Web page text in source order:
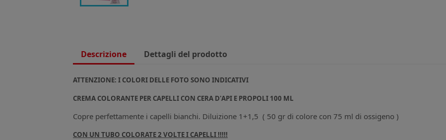
Descrizione Dettagli del prodotto
ATTENZIONE: I COLORI DELLE FOTO SONO INDICATIVI
CREMA COLORANTE PER CAPELLI CON CERA D'API E PROPOLI 100 ML
Copre perfettamente i capelli bianchi. Diluizione 1+1,5 ( 50 gr di colore con 75 ml di ossigeno )
CON UN TUBO COLORATE 2 VOLTE I CAPELLI !!!!!